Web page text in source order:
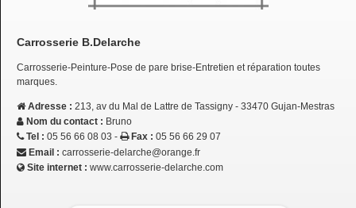
Carrosserie B.Delarche
Carrosserie-Peinture-Pose de pare brise-Entretien et réparation toutes
marques.
Adresse : 213, av du Mal de Lattre de Tassigny - 33470 Gujan-Mestras
Nom du contact : Bruno
Tel : 05 56 66 08 03 - Fax : 05 56 66 29 07
Email : carrosserie-delarche@orange.fr
Site internet : www.carrosserie-delarche.com